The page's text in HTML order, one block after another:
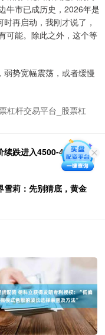
牛市已成历史，2026年是
再启动，我刚才说了，
可能。除此之外，这个等
势宽幅震荡，或者缓慢
杠杆交易平台_股票杠
续跌进入4500-4380区
雪莉：先别猜底，黄金